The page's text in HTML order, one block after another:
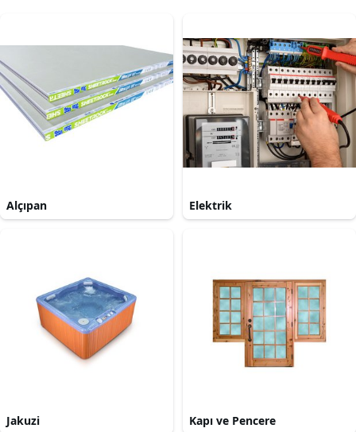
Alçıpan Elektrik
Jakuzi Kapı ve Pencere